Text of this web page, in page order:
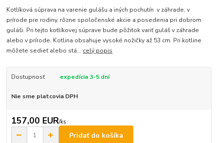
Kotlíková súprava na varenie gulášu a iných pochutín v záhrade, v
prírode pre rodiny, rôzne spoločenské akcie a posedenia pri dobrom
guláši. Pri tejto kotlíkovej súprave bude pôžitok variť guláš v záhrade
alebo v prírode. Kotlina obsahuje vysoké nožičky až 53 cm. Pri kotline
môžete sedieť alebo stá... celý popis
Dostupnosť expedícia 3-5 dní
Nie sme platcovia DPH
157,00 EUR/ks
Pridať do košíka